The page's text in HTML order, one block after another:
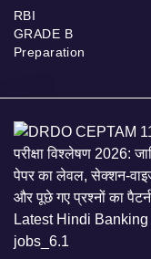
RBI
GRADE B
Preparation